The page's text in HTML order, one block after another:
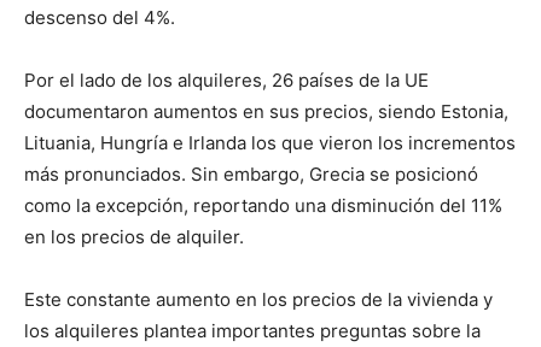
descenso del 4%.
Por el lado de los alquileres, 26 países de la UE
documentaron aumentos en sus precios, siendo Estonia,
Lituania, Hungría e Irlanda los que vieron los incrementos
más pronunciados. Sin embargo, Grecia se posicionó
como la excepción, reportando una disminución del 11%
en los precios de alquiler.
Este constante aumento en los precios de la vivienda y
los alquileres plantea importantes preguntas sobre la